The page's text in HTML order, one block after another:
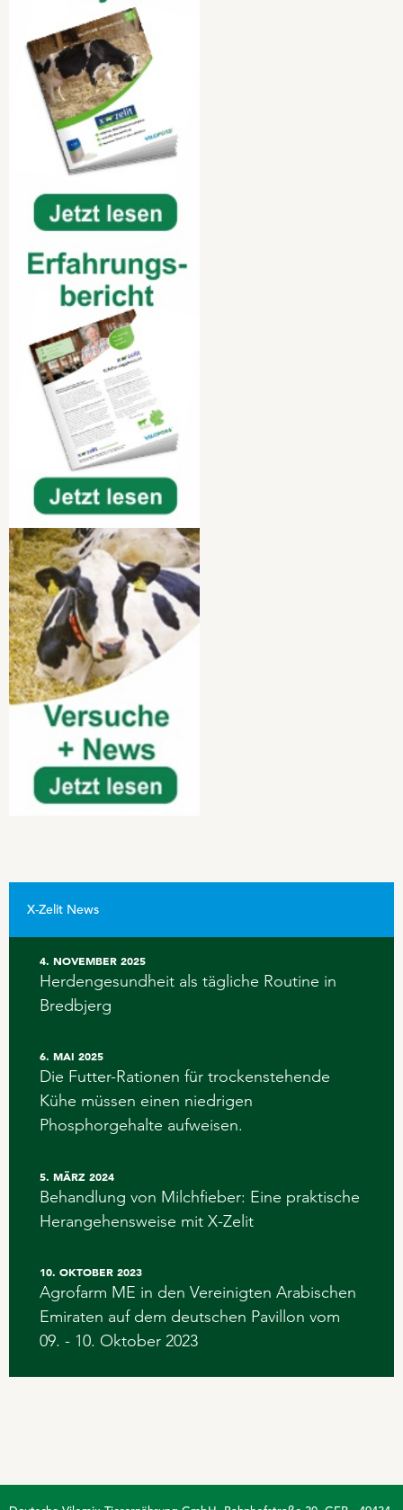
X-Zelit News
4. NOVEMBER 2025
Herdengesundheit als tägliche Routine in
Bredbjerg
6. MAI 2025
Die Futter-Rationen für trockenstehende
Kühe müssen einen niedrigen
Phosphorgehalte aufweisen.
5. MÄRZ 2024
Behandlung von Milchfieber: Eine praktische
Herangehensweise mit X-Zelit
10. OKTOBER 2023
Agrofarm ME in den Vereinigten Arabischen
Emiraten auf dem deutschen Pavillon vom
09. - 10. Oktober 2023